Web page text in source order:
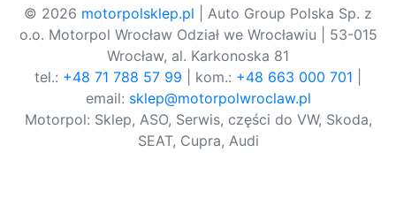
© 2026 motorpolsklep.pl | Auto Group Polska Sp. z
o.o. Motorpol Wrocław Odział we Wrocławiu | 53-015
Wrocław, al. Karkonoska 81
tel.: +48 71 788 57 99 | kom.: +48 663 000 701
email: sklep@motorpolwroclaw.pl
Motorpol: Sklep, ASO, Serwis, części do VW, Skoda,
SEAT, Cupra, Audi